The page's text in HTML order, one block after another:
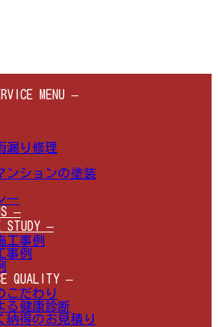
MENU –
漏り修理
ンションの塗装
ー
–
STUDY –
工事例
事例
QUALITY –
こだわり
る健康診断
納得のお見積り